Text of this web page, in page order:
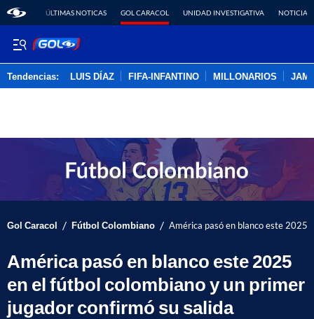
ÚLTIMAS NOTICAS GOL CARACOL UNIDAD INVESTIGATIVA NOTICIAS
Tendencias: LUIS DÍAZ FIFA-INFANTINO MILLONARIOS
Gol Caracol / Fútbol Colombiano / América pasó en blanco este 2025
América pasó en blanco este 2025
en el fútbol colombiano y un primer
jugador confirmó su salida